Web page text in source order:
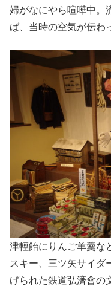
婦がなにやら喧嘩中。
ば、当時の空気が伝わ
津輕飴にりんご羊羹な
スキー、三ツ矢サイダ
げられた鉄道弘濟會の